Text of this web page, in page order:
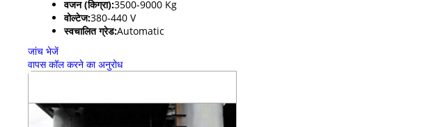
वजन (किग्रा):3500-9000 Kg
वोल्टेज:380-440 V
स्वचालित ग्रेड:Automatic
जांच भेजें
वापस कॉल करने का अनुरोध